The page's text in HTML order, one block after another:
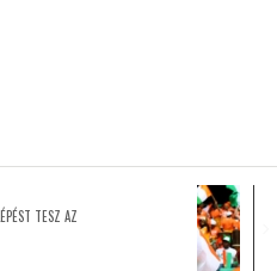
TESZ AZ